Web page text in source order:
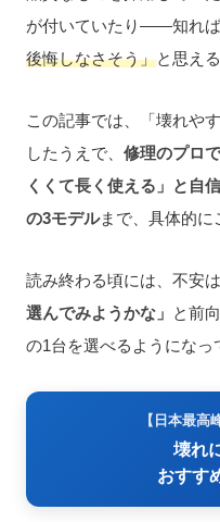
が付いていたり——知れば
後悔しなさそう」と思え
この記事では、「壊れや
したうえで、 修理のプロ
くくて長く使える」と自
の3モデルまで、具体的に
読み終わる頃には、不安
選んでみようかな」 と前
の1台を選べるようになっ
【日本最高
壊れ
おすす